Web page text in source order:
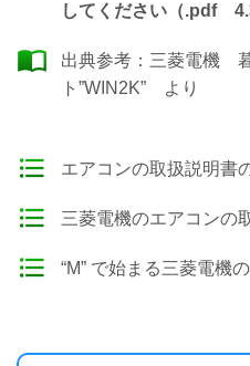
してください（.pdf
出典参考： 三菱電機
ト”WIN2K” より
エアコンの取扱説明書
三菱電機のエアコンの
“M” で始まる三菱電機